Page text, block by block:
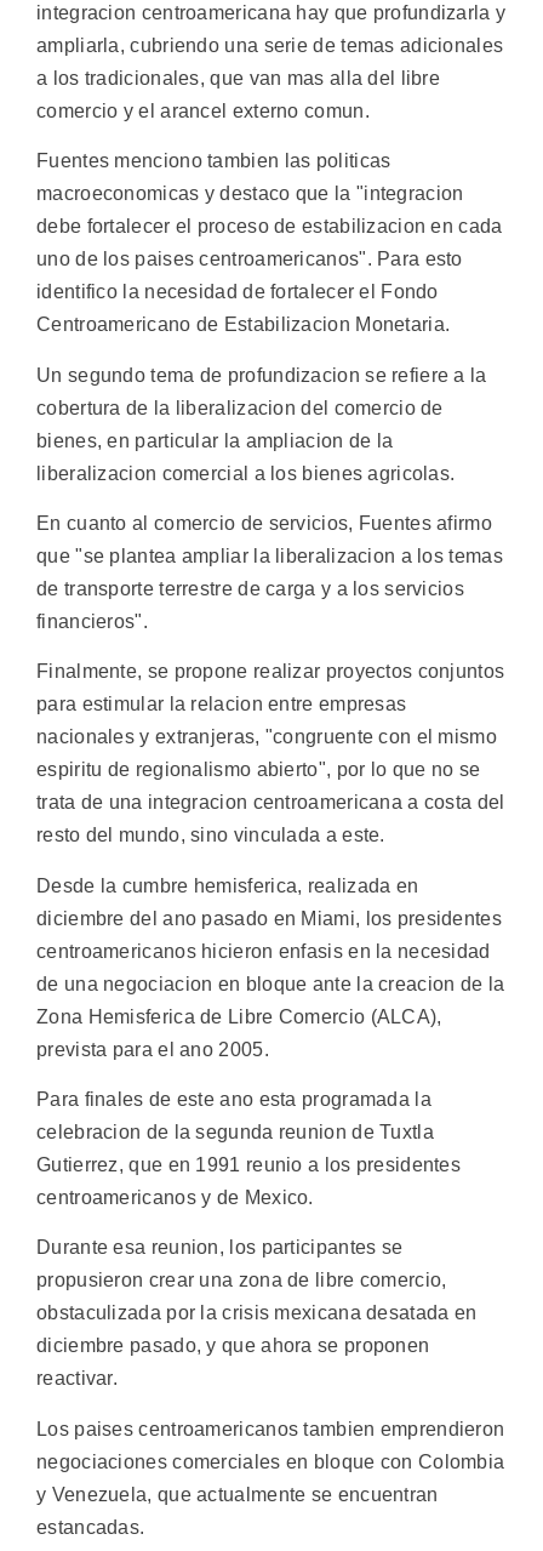
integracion centroamericana hay que profundizarla y
ampliarla, cubriendo una serie de temas adicionales
a los tradicionales, que van mas alla del libre
comercio y el arancel externo comun.
Fuentes menciono tambien las politicas
macroeconomicas y destaco que la "integracion
debe fortalecer el proceso de estabilizacion en cada
uno de los paises centroamericanos". Para esto
identifico la necesidad de fortalecer el Fondo
Centroamericano de Estabilizacion Monetaria.
Un segundo tema de profundizacion se refiere a la
cobertura de la liberalizacion del comercio de
bienes, en particular la ampliacion de la
liberalizacion comercial a los bienes agricolas.
En cuanto al comercio de servicios, Fuentes afirmo
que "se plantea ampliar la liberalizacion a los temas
de transporte terrestre de carga y a los servicios
financieros".
Finalmente, se propone realizar proyectos conjuntos
para estimular la relacion entre empresas
nacionales y extranjeras, "congruente con el mismo
espiritu de regionalismo abierto", por lo que no se
trata de una integracion centroamericana a costa del
resto del mundo, sino vinculada a este.
Desde la cumbre hemisferica, realizada en
diciembre del ano pasado en Miami, los presidentes
centroamericanos hicieron enfasis en la necesidad
de una negociacion en bloque ante la creacion de la
Zona Hemisferica de Libre Comercio (ALCA),
prevista para el ano 2005.
Para finales de este ano esta programada la
celebracion de la segunda reunion de Tuxtla
Gutierrez, que en 1991 reunio a los presidentes
centroamericanos y de Mexico.
Durante esa reunion, los participantes se
propusieron crear una zona de libre comercio,
obstaculizada por la crisis mexicana desatada en
diciembre pasado, y que ahora se proponen
reactivar.
Los paises centroamericanos tambien emprendieron
negociaciones comerciales en bloque con Colombia
y Venezuela, que actualmente se encuentran
estancadas.